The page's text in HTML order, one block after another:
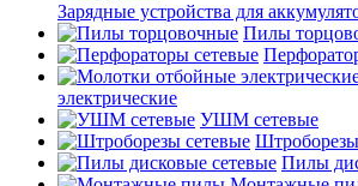
Зарядные устройства для
Пилы
электрические
УШМ сетевые
Пилы